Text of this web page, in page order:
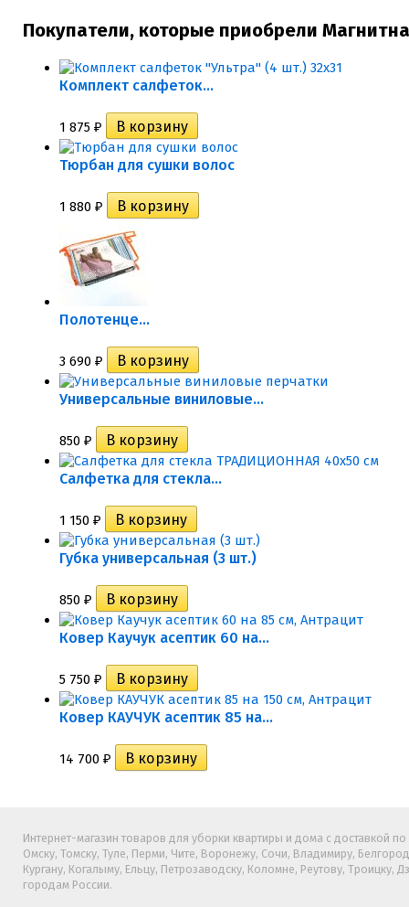
Покупатели, которые приобрели
Комплект салфеток...
1 875 ₽
Тюрбан для сушки волос
1 880 ₽
Полотенце...
3 690 ₽
Универсальные виниловые...
850 ₽
Салфетка для стекла...
1 150 ₽
Губка универсальная (3 шт.)
850 ₽
Ковер Каучук асептик 60 на...
5 750 ₽
Ковер КАУЧУК асептик 85 на...
14 700 ₽
Интернет-магазин товаров для уборки квартиры и дома с доставкой
Омску, Томску, Туле, Перми, Чите, Воронежу, Сочи, Владимиру,
Кургану, Когалыму, Ельцу, Петрозаводску, Коломне, Реутову,
городам России.